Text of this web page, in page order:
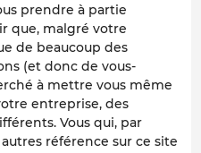
prendre à partie
que, malgré votre
de beaucoup des
(et donc de vous-
à mettre vous même
entreprise, des
Vous qui, par
référence sur ce site